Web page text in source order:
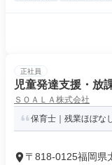
正社員
児童発達支援・放
ＳＯＡＬＡ株式会社
保育士｜残業ほぼな
〒818-0125福岡県